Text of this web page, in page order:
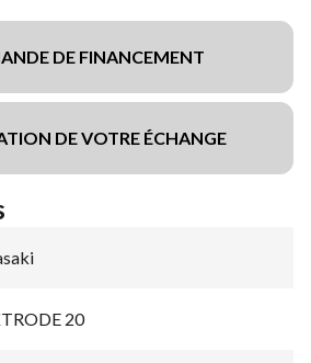
DE FINANCEMENT
DE VOTRE ÉCHANGE
20